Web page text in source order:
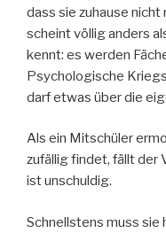
dass sie zuhause
scheint völlig anders
kennt: es werden
Psychologische
darf etwas über die
Als ein Mitschüler
zufällig findet, fällt der
ist unschuldig.
Schnellstens muss sie